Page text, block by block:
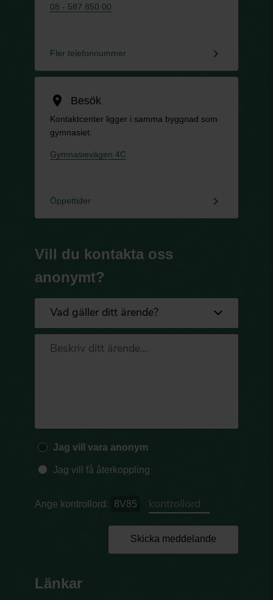
08 - 587 850 00
Fler telefonnummer keyboard_arrow_right
location_on Besök
Kontaktcenter ligger i samma byggnad som
gymnasiet:
Gymnasievägen 4C
Öppettider keyboard_arrow_right
Vill du kontakta oss
anonymt?
Jag vill vara anonym
Jag vill få återkoppling
Ange kontrollord: 8V85
Skicka meddelande
Länkar